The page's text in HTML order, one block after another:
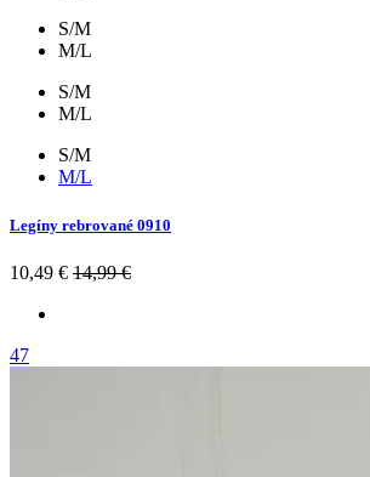
S/M
M/L
S/M
M/L
S/M
M/L
Legíny rebrované 0910
10,49 € 14,99 €
47